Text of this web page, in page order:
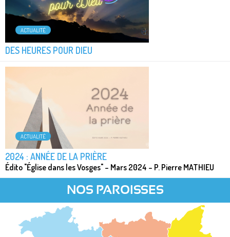
ACTUALITÉ
DES HEURES POUR DIEU
ACTUALITÉ
2024 : ANNÉE DE LA PRIÈRE
Édito "Église dans les Vosges" – Mars 2024 – P. Pierre MATHIEU
NOS PAROISSES